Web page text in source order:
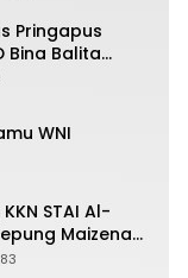
Pringapus
Bina Balita
2026
WNI
STAI Al-
Maizena